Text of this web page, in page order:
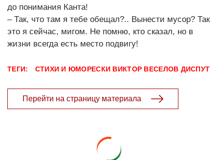
до понимания Канта!
– Так, что там я тебе обещал?.. Вынести мусор? Так
это я сейчас, мигом. Не помню, кто сказал, но в
жизни всегда есть место подвигу!
ТЕГИ: СТИХИ И ЮМОРЕСКИ ВИКТОР ВЕСЕЛОВ ДИСПУТ
Перейти на страницу материала